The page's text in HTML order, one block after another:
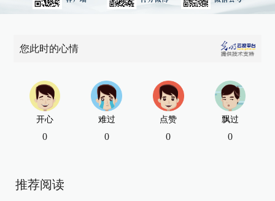
您此时的心情
开心
0
难过
0
点赞
0
飘过
0
推荐阅读